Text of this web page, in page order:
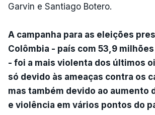
Garvin e Santiago Botero.
A campanha para as eleições
Colômbia - país com 53,9
- foi a mais violenta dos últimos
só devido às ameaças contra os
mas também devido ao aumento
e violência em vários pontos do